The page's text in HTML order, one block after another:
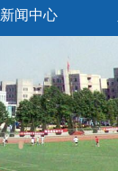
新闻中心